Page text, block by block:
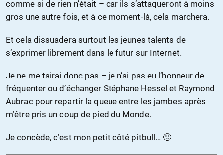
comme si de rien n’était – car ils s’attaqueront à moins
gros une autre fois, et à ce moment-là, cela marchera.
Et cela dissuadera surtout les jeunes talents de
s’exprimer librement dans le futur sur Internet.
Je ne me tairai donc pas – je n’ai pas eu l’honneur de
fréquenter ou d’échanger Stéphane Hessel et Raymond
Aubrac pour repartir la queue entre les jambes après
m’être pris un coup de pied du Monde.
Je concède, c’est mon petit côté pitbull… 🙂